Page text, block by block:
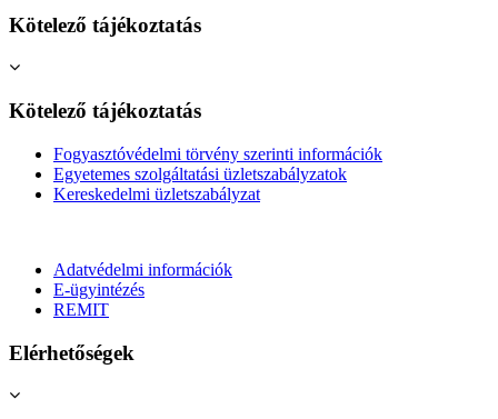
Kötelező tájékoztatás
Kötelező tájékoztatás
Fogyasztóvédelmi törvény szerinti információk
Egyetemes szolgáltatási üzletszabályzatok
Kereskedelmi üzletszabályzat
Adatvédelmi információk
E-ügyintézés
REMIT
Elérhetőségek